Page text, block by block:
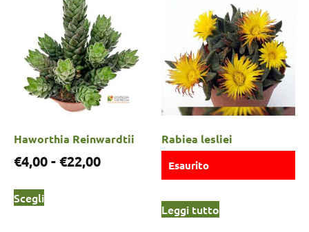
Haworthia Reinwardtii
€4,00- €22,00
Scegli
Rabiea lesliei
Esaurito
Leggi tutto